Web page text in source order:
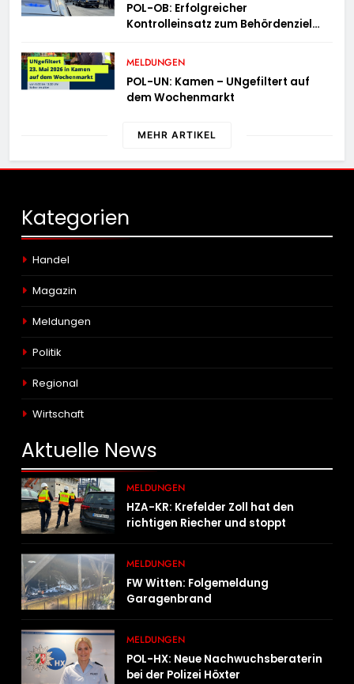
POL-OB: Erfolgreicher
Kontrolleinsatz zum Behördenziel
MELDUNGEN
POL-UN: Kamen – UNgefiltert auf
dem Wochenmarkt
MEHR ARTIKEL
Kategorien
Handel
Magazin
Meldungen
Politik
Regional
Wirtschaft
Aktuelle News
MELDUNGEN
HZA-KR: Krefelder Zoll hat den
richtigen Riecher und stoppt
MELDUNGEN
FW Witten: Folgemeldung
Garagenbrand
MELDUNGEN
POL-HX: Neue Nachwuchsberaterin
bei der Polizei Höxter